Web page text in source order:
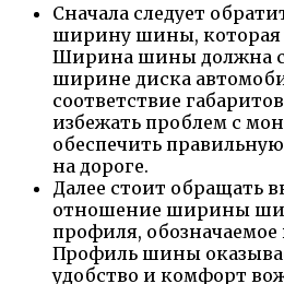
Сначала следует
ширину шины, которая
Ширина шины должна
ширине диска
соответствие
избежать проблем с
обеспечить
на дороге.
Далее стоит обращать
отношение ширины
профиля, обозначаемое
Профиль шины
удобство и комфорт